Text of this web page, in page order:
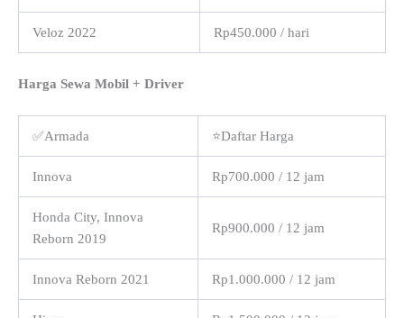
Veloz 2022 Rp450.000 / hari
Harga Sewa Mobil + Driver
✅Armada ⭐Daftar Harga
Innova Rp700.000 / 12 jam
Honda City, Innova
Reborn 2019
Rp900.000 / 12 jam
Innova Reborn 2021 Rp1.000.000 / 12 jam